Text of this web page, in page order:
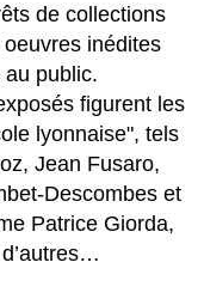
de collections
inédites
public.
figurent les
lyonnaise", tels
Jean Fusaro,
Descombes et
Patrice Giorda,